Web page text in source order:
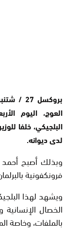
العوج، اليوم
البلجيكي، خلفا
لدى ديوانه.
فرونكفونية
ويشهد لهذا
الخصال
بالملفات، وخاصة